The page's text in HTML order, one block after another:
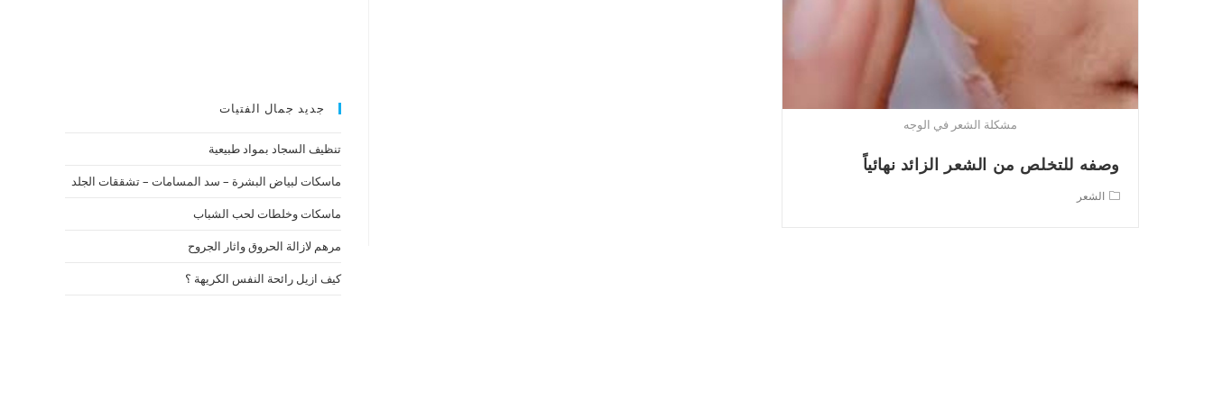
مشكلة الشعر في الوجه
وصفه للتخلص من الشعر الزائد نهائياً
Postالشعر
جديد جمال الفتيات
تنظيف السجاد بمواد طبيعية
ماسكات لبياض البشرة – سد المسامات – تشققات الجلد
ماسكات وخلطات لحب الشباب
مرهم لازالة الحروق واثار الجروح
كيف ازيل رائحة النفس الكريهة ؟